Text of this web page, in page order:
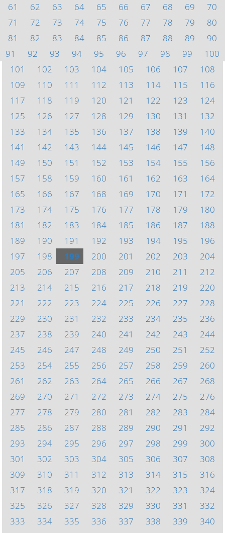
61
62 63 64 65 66 67 68 69
70
71
72 73 74 75 76 77 78 79
80
81
82 83 84 85 86 87 88 89
90
91
92 93 94 95 96 97 98 99
100
101
102 103 104 105 106 107
108
109
110 111 112 113 114 115
116
117
118 119 120 121 122 123
124
125
126 127 128 129 130 131
132
133
134 135 136 137 138 139
140
141
142 143 144 145 146 147
148
149
150 151 152 153 154 155
156
157
158 159 160 161 162 163
164
165
166 167 168 169 170 171
172
173
174 175 176 177 178 179
180
181
182 183 184 185 186 187
188
189
190 191 192 193 194 195
196
197
198 199 200 201 202 203
204
205
206 207 208 209 210 211
212
213
214 215 216 217 218 219
220
221
222 223 224 225 226 227
228
229
230 231 232 233 234 235
236
237
238 239 240 241 242 243
244
245
246 247 248 249 250 251
252
253
254 255 256 257 258 259
260
261
262 263 264 265 266 267
268
269
270 271 272 273 274 275
276
277
278 279 280 281 282 283
284
285
286 287 288 289 290 291
292
293
294 295 296 297 298 299
300
301
302 303 304 305 306 307
308
309
310 311 312 313 314 315
316
317
318 319 320 321 322 323
324
325
326 327 328 329 330 331
332
333
334 335 336 337 338 339
340